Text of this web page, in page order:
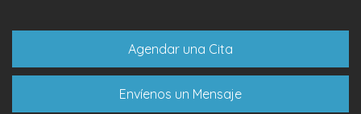
Agendar una Cita
Envíenos un Mensaje